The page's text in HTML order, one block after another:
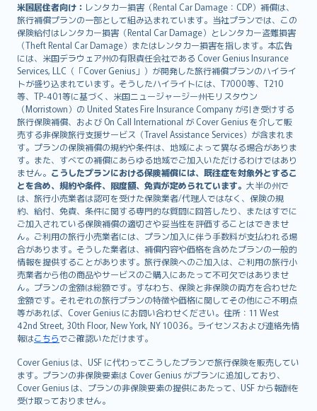
米国居住者向け： レンタカー損害（Rental Car Damage：CDP）補償は、
旅行補償プランの一部として組み込まれています。当社プランでは、この
保険給付はレンタカー損害（Rental Car Damage）とレンタカー盗難損害
（Theft Rental Car Damage）またはレンタカー損害を指します。本広告
には、米国デラウェア州の有限責任会社である Cover Genius Insurance
Services, LLC（「Cover Genius」）が開発した旅行補償プランのハイライ
トが盛り込まれています。そうしたハイライトには、T7000等、T210
等、TP-401等に基づく、米国ニュージャージー州モリスタウン
（Morristown）の United States Fire Insurance Company が引き受けする
旅行保険補償、および On Call International が Cover Genius を介して販
売する非保険旅行支援サービス（Travel Assistance Services）が含まれま
す。プランの保険補償の規約や条件は、地域によって異なる場合がありま
す。また、すべての補償にあらゆる地域でご加入いただけるわけではあり
ません。 こうしたプランにおける保険補償には、既往症を対象外とするこ
とを含め、規約や条件、限度額、免責が定められています。 大半の州で
は、旅行小売業者は認可を受けた保険業者/代理人ではなく、保険の規
約、給付、免責、条件に関する専門的な質問に回答したり、またはすでに
ご加入されている保険補償の適切さや妥当性を評価することはできませ
ん。ご利用の旅行小売業者には、プラン加入に伴う手数料が支払われる場
合があります。そうした業者は、補償内容や価格を含めたプランの一般的
情報を提供することがあります。旅行保険へのご加入は、ご利用の旅行小
売業者から他の商品やサービスのご購入にあたって不可欠ではありませ
ん。プランの金額は総額です。すなわち、保険と非保険の両方を合わせた
金額です。それぞれの旅行プランの特徴や価格に関してその他にご不明点
等があれば、Cover Genius にお問い合わせください。住所：11 West
42nd Street, 30th Floor, New York, NY 10036。ライセンスおよび連絡先情
報はこちらでご確認いただけます。
Cover Genius は、USF に代わってこうしたプランで旅行保険を販売してい
ます。プランの非保険要素は Cover Genius がプランに追加しており、
Cover Genius は、プランの非保険要素の提供にあたって、USF から報酬を
受け取っておりません。